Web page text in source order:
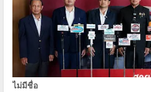
ไม่มีชื่อ